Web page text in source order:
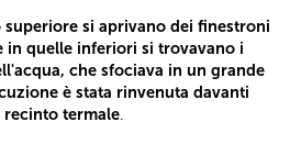
superiore si aprivano dei finestroni
in quelle inferiori si trovavano i
che sfociava in un grande
è stata rinvenuta davanti
recinto termale.